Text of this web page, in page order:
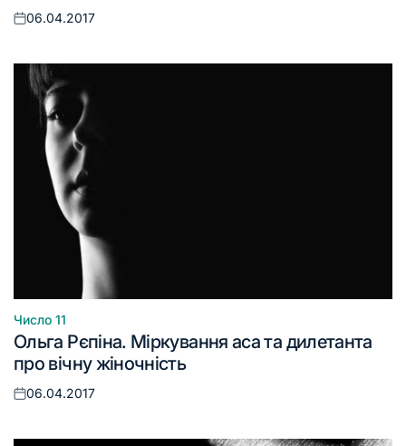
Оприлюднено
06.04.2017
Опублікувати
у
Число 11
Ольга Рєпіна. Міркування аса та дилетанта
про вічну жіночність
Оприлюднено
06.04.2017